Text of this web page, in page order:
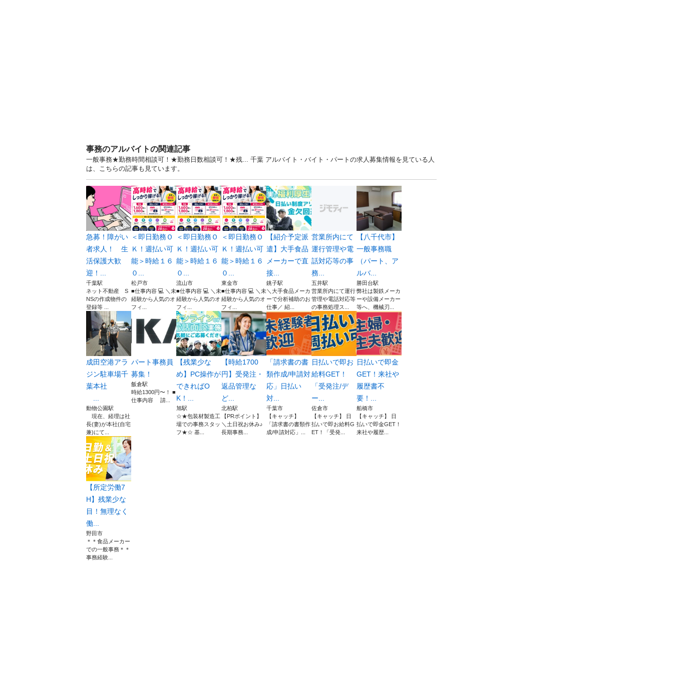
事務のアルバイトの関連記事
一般事務★勤務時間相談可！★勤務日数相談可！★残... 千葉 アルバイト・バイト・パートの求人募集情報を見ている人
は、こちらの記事も見ています。
急募！障がい
者求人！ 生
活保護大歓
迎！...
千葉駅
ネット不動産 S
NSの作成物件の
登録等 ...
＜即日勤務Ｏ
Ｋ！週払い可
能＞時給１６
０...
松戸市
■仕事内容 💻 ＼未
経験から人気のオ
フィ...
＜即日勤務Ｏ
Ｋ！週払い可
能＞時給１６
０...
流山市
■仕事内容 💻 ＼未
経験から人気のオ
フィ...
＜即日勤務Ｏ
Ｋ！週払い可
能＞時給１６
０...
東金市
■仕事内容 💻 ＼未
経験から人気のオ
フィ...
【紹介予定派
遣】大手食品
メーカーで直
接...
銚子駅
＼大手食品メーカ
ーで分析補助のお
仕事／ 紹...
営業所内にて
運行管理や電
話対応等の事
務...
五井駅
営業所内にて運行
管理や電話対応等
の事務処理ス...
【八千代市】
一般事務職
（パート、ア
ルバ...
勝田台駅
弊社は製鉄メーカ
ーや設備メーカー
等へ、機械刃...
成田空港アラ
ジン駐車場千
葉本社
動物公園駅
現在、経理は社
長(妻)が本社(自宅
兼)にて...
パート事務員
募集！
飯倉駅
時給1300円〜！ ■
仕事内容 請...
【残業少な
め】PC操作が
できればO
K！...
旭駅
☆★包装材製造工
場での事務スタッ
フ★☆ 基...
【時給1700
円】受発注・
返品管理な
ど...
北柏駅
【PRポイント】
＼土日祝お休み♪
長期事務...
「請求書の書
類作成/申請対
応」日払い
対...
千葉市
【キャッチ】
「請求書の書類作
成/申請対応」...
日払いで即お
給料GET！
「受発注/デ
ー...
佐倉市
【キャッチ】 日
払いで即お給料G
ET！「受発...
日払いで即金
GET！来社や
履歴書不
要！...
船橋市
【キャッチ】 日
払いで即金GET！
来社や履歴...
【所定労働7
H】残業少な
目！無理なく
働...
野田市
＊＊食品メーカー
での一般事務＊＊
事務経験...